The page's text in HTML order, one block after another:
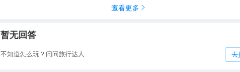
查看更多 
暂无回答
不知道怎么玩？问问旅行达人 去